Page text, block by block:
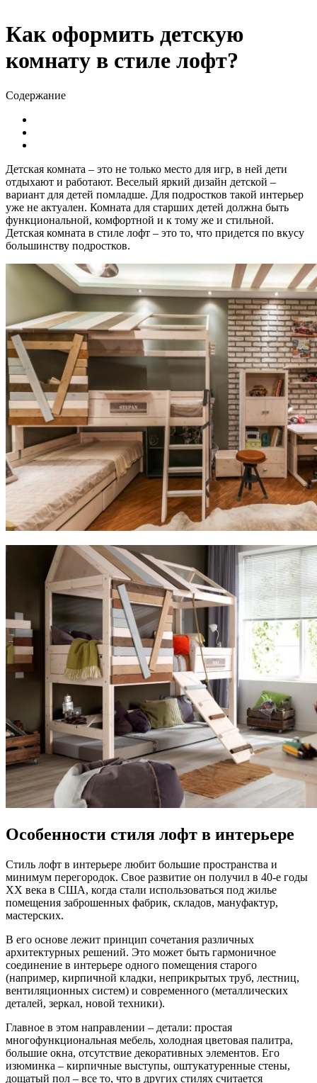
Как оформить детскую
комнату в стиле лофт?
Содержание
Детская комната – это не только место для игр, в ней дети
отдыхают и работают. Веселый яркий дизайн детской –
вариант для детей помладше. Для подростков такой интерьер
уже не актуален. Комната для старших детей должна быть
функциональной, комфортной и к тому же и стильной.
Детская комната в стиле лофт – это то, что придется по вкусу
большинству подростков.
Особенности стиля лофт в интерьере
Стиль лофт в интерьере любит большие пространства и
минимум перегородок. Свое развитие он получил в 40-е годы
XX века в США, когда стали использоваться под жилье
помещения заброшенных фабрик, складов, мануфактур,
мастерских.
В его основе лежит принцип сочетания различных
архитектурных решений. Это может быть гармоничное
соединение в интерьере одного помещения старого
(например, кирпичной кладки, неприкрытых труб, лестниц,
вентиляционных систем) и современного (металлических
деталей, зеркал, новой техники).
Главное в этом направлении – детали: простая
многофункциональная мебель, холодная цветовая палитра,
большие окна, отсутствие декоративных элементов. Его
изюминка – кирпичные выступы, оштукатуренные стены,
дощатый пол – все то, что в других стилях считается